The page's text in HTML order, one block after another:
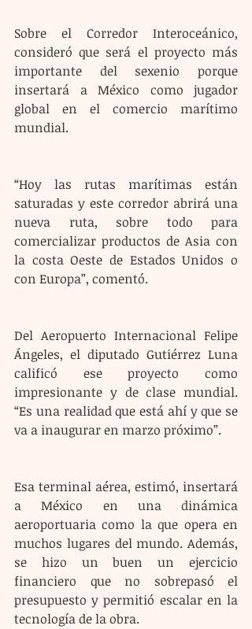
Sobre el Corredor Interoceánico,
consideró que será el proyecto más
importante del sexenio porque
insertará a México como jugador
global en el comercio marítimo
mundial.
“Hoy las rutas marítimas están
saturadas y este corredor abrirá una
nueva ruta, sobre todo para
comercializar productos de Asia con
la costa Oeste de Estados Unidos o
con Europa”, comentó.
Del Aeropuerto Internacional Felipe
Ángeles, el diputado Gutiérrez Luna
calificó ese proyecto como
impresionante y de clase mundial.
“Es una realidad que está ahí y que se
va a inaugurar en marzo próximo”.
Esa terminal aérea, estimó, insertará
a México en una dinámica
aeroportuaria como la que opera en
muchos lugares del mundo. Además,
se hizo un buen un ejercicio
financiero que no sobrepasó el
presupuesto y permitió escalar en la
tecnología de la obra.